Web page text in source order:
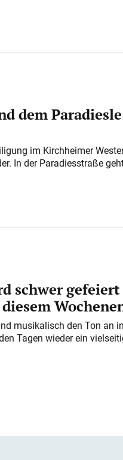
dem
im Kirchheimer
In der Paradiesstraße
schwer gefeiert
musikalisch den Ton an
Tagen wieder ein